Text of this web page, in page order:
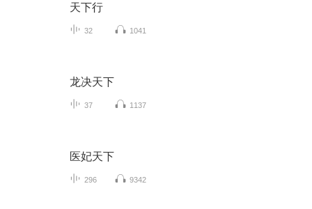
天下行
32 1041
龙决天下
37 1137
医妃天下
296 9342